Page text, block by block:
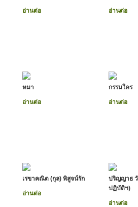
อ่านต่อ อ่านต่อ
หมา
อ่านต่อ
กรรมใคร
อ่านต่อ
เรขาคณิต (กุล) พิสูจน์รัก
อ่านต่อ
ปริญญาธ
ปฏิบัติฯ)
อ่านต่อ